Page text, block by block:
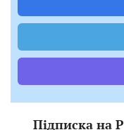
Підписка на